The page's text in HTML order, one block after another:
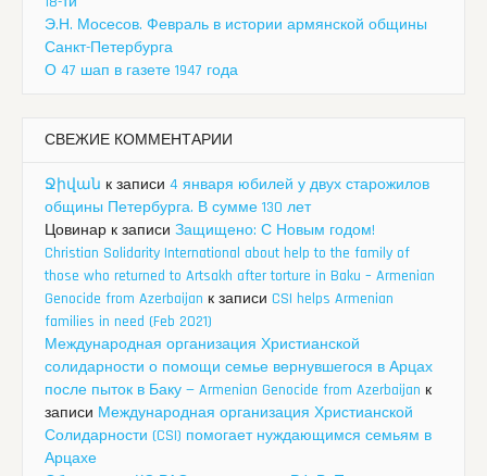
Э.Н. Мосесов. Февраль в истории армянской общины
Санкт-Петербурга
О 47 шап в газете 1947 года
СВЕЖИЕ КОММЕНТАРИИ
Ջիվան к записи 4 января юбилей у двух старожилов
общины Петербурга. В сумме 130 лет
Цовинар к записи Защищено: С Новым годом!
Christian Solidarity International about help to the family of
those who returned to Artsakh after torture in Baku – Armenian
Genocide from Azerbaijan к записи CSI helps Armenian
families in need (Feb 2021)
Международная организация Христианской
солидарности о помощи семье вернувшегося в Арцах
после пыток в Баку — Armenian Genocide from Azerbaijan к
записи Международная организация Христианской
Солидарности (CSI) помогает нуждающимся семьям в
Арцахе